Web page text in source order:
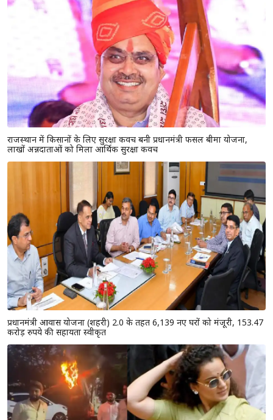
राजस्थान में किसानों के लिए सुरक्षा कवच बनी प्रधानमंत्री फसल बीमा योजना,
लाखों अन्नदाताओं को मिला आर्थिक सुरक्षा कवच
प्रधानमंत्री आवास योजना (शहरी) 2.0 के तहत 6,139 नए घरों को मंजूरी, 153.47
करोड़ रुपये की सहायता स्वीकृत